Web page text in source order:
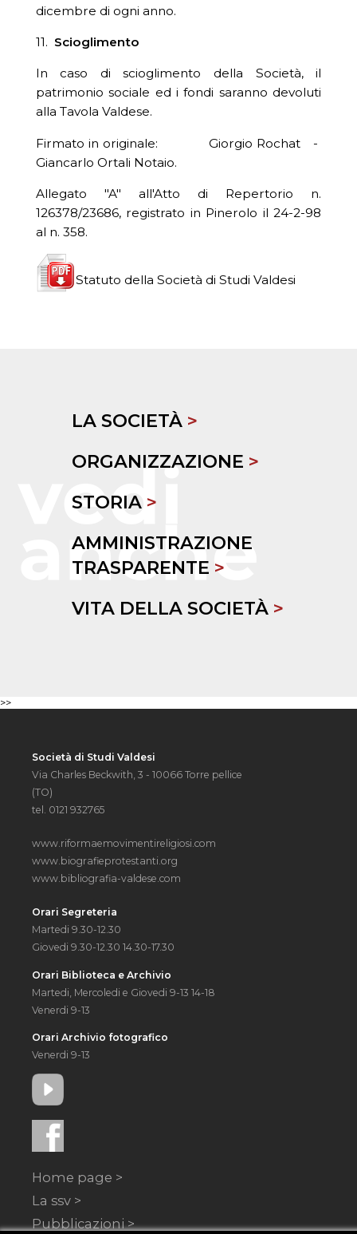
dicembre di ogni anno.
11. Scioglimento
In caso di scioglimento della Società, il
patrimonio sociale ed i fondi saranno devoluti
alla Tavola Valdese.
Firmato in originale: Giorgio Rochat -
Giancarlo Ortali Notaio.
Allegato "A" all'Atto di Repertorio n.
126378/23686, registrato in Pinerolo il 24-2-98
al n. 358.
Statuto della Società di Studi Valdesi
LA SOCIETÀ >
ORGANIZZAZIONE >
STORIA >
AMMINISTRAZIONE
TRASPARENTE >
VITA DELLA SOCIETÀ >
>>
Società di Studi Valdesi
Via Charles Beckwith, 3 - 10066 Torre pellice
(TO)
tel. 0121 932765
www.riformaemovimentireligiosi.com
www.biografieprotestanti.org
www.bibliografia-valdese.com
Orari Segreteria
Martedi 9.30-12.30
Giovedi 9.30-12.30 14.30-17.30
Orari Biblioteca e Archivio
Martedi, Mercoledi e Giovedi 9-13 14-18
Venerdi 9-13
Orari Archivio fotografico
Venerdi 9-13
Home page >
La ssv >
Pubblicazioni >